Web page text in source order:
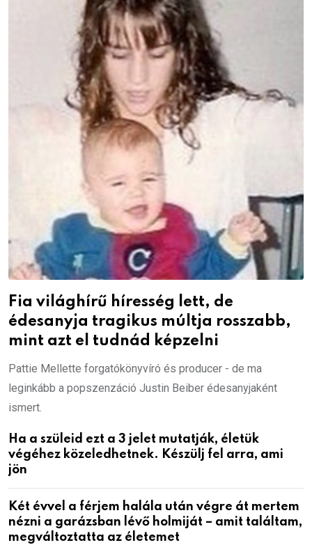
Fia világhírű híresség lett, de
édesanyja tragikus múltja rosszabb,
mint azt el tudnád képzelni
Pattie Mellette forgatókönyvíró és producer - de ma
leginkább a popszenzáció Justin Beiber édesanyjaként
ismert.
Ha a szüleid ezt a 3 jelet mutatják, életük
végéhez közeledhetnek. Készülj fel arra, ami
jön
Két évvel a férjem halála után végre át mertem
nézni a garázsban lévő holmiját – amit találtam,
megváltoztatta az életemet